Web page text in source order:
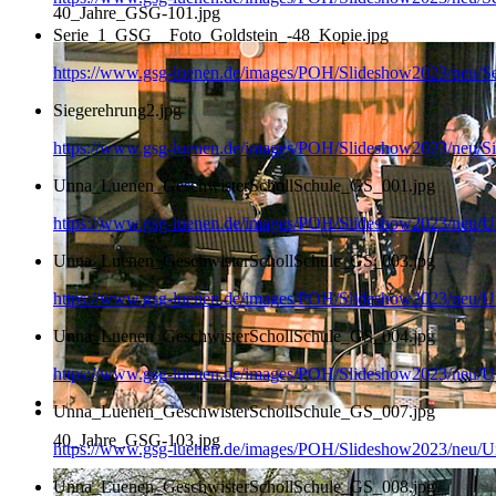
40_Jahre_GSG-101.jpg
40_Jahre_GSG-103.jpg
Serie_1_GSG__Foto_Goldstein_-48_Kopie.jpg
https://www.gsg-luenen.de/images/POH/Slideshow2023/neu/
Siegerehrung2.jpg
https://www.gsg-luenen.de/images/POH/Slideshow2023/neu/
Unna_Luenen_GeschwisterSchollSchule_GS_001.jpg
https://www.gsg-luenen.de/images/POH/Slideshow2023/neu/
Unna_Luenen_GeschwisterSchollSchule_GS_003.jpg
https://www.gsg-luenen.de/images/POH/Slideshow2023/neu/
Unna_Luenen_GeschwisterSchollSchule_GS_004.jpg
https://www.gsg-luenen.de/images/POH/Slideshow2023/neu/
Unna_Luenen_GeschwisterSchollSchule_GS_007.jpg
https://www.gsg-luenen.de/images/POH/Slideshow2023/neu/
Unna_Luenen_GeschwisterSchollSchule_GS_008.jpg